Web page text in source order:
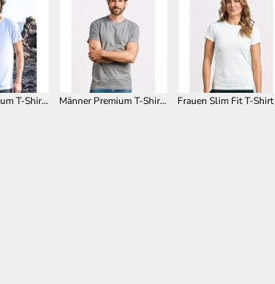
Männer Premium T-Shirt E3000 Männer Premium T-Shirt mit V-Ausschnitt E3025